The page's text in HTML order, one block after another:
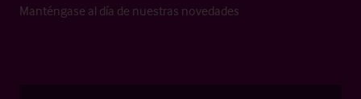
Manténgase al día de nuestras novedades